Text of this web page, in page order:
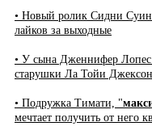
• Новый ролик Сидни
лайков за выходные
• У сына Дженнифер
старушки Ла Тойи Джексон
• Подружка Тимати, "
мечтает получить от него